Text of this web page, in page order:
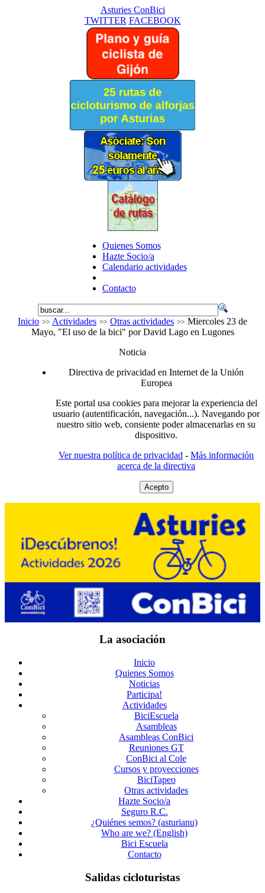
Asturies ConBici
TWITTER FACEBOOK
Quienes Somos
Hazte Socio/a
Calendario actividades
Contacto
Inicio Actividades Otras actividades
Miercoles 23 de
Mayo, "El uso de la bici" por David Lago en Lugones
Noticia
Directiva de privacidad en Internet de la Unión
Europea
Este portal usa cookies para mejorar la experiencia del
usuario (autentificación, navegación...). Navegando por
nuestro sitio web, consiente poder almacenarlas en su
dispositivo.
Ver nuestra política de privacidad - Más información
acerca de la directiva
Acepto
La asociación
Inicio
Quienes Somos
Noticias
Participa!
Actividades
BiciEscuela
Asambleas
Asambleas ConBici
Reuniones GT
ConBici al Cole
Cursos y proyecciones
BiciTapeo
Otras actividades
Hazte Socio/a
Seguro R.C.
¿Quiénes semos? (asturianu)
Who are we? (English)
Bici Escuela
Contacto
Salidas cicloturistas